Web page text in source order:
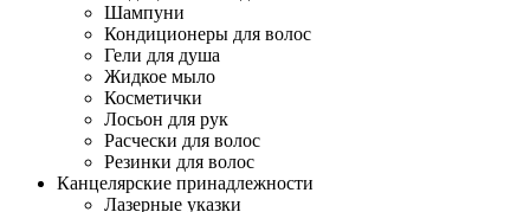
Шампуни
Кондиционеры для волос
Гели для душа
Жидкое мыло
Косметички
Лосьон для рук
Расчески для волос
Резинки для волос
Канцелярские принадлежности
Лазерные указки